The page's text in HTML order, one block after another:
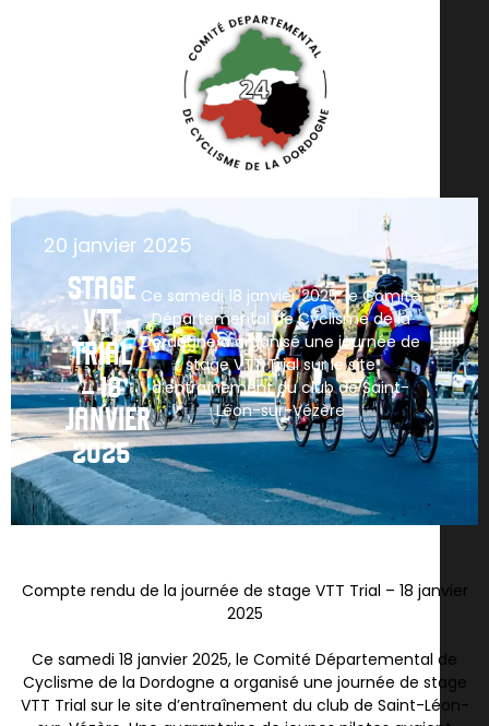
20 janvier 2025
STAGE
VTT
TRIAL
– 18
JANVIER
2025
Ce samedi 18 janvier 2025, le Comité
Départemental de Cyclisme de la
Dordogne a organisé une journée de
stage VTT Trial sur le site
d’entraînement du club de Saint-
Léon-sur-Vézère
Compte rendu de la journée de stage VTT Trial – 18 janvier
2025
Ce samedi 18 janvier 2025, le Comité Départemental de
Cyclisme de la Dordogne a organisé une journée de stage
VTT Trial sur le site d’entraînement du club de Saint-Léon-